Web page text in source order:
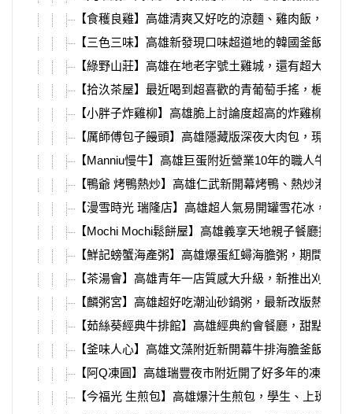
【食穫良雞】高雄清爽又好吃的涼麵、雞肉飯，自製
【三色三味】高雄新發現口味超道地的韓國釜飯，小
【綠野山莊】高雄在地老字號土雞城，還有超大停
【拾汣茶屋】最近喝到超喜歡的青葡萄手搖，梔茉
【小胖子炸雞柳】高雄脆上討論度超高的炸雞柳，
【厲師傅包子饅頭】高雄隱藏版深夜大肉包，現蒸
【Manniu慢牛】高雄巨蛋附近營業10年的職人牛肉
【鴨爺 烤鴨熱炒】高雄仁武新開幕烤鴨、熱炒港點
【漫雪時光 瑞隆店】高雄超人氣易開罐雪花冰，夏
【Mochi Mochi鬆餅屋】高雄義享天地親子餐廳推薦
【鮮記螃蟹海產粥】高雄爆蛋紅蟳海膽粥，期間限定
【茶湯會】高雄青年一店質感大升級，新推出刈包
【麟粥宮】高雄超好吃潮汕砂鍋粥，最新改版熱炒、
【茹絲葵經典牛排館】高雄經典約會餐廳，甜點必吃
【釜味人心】高雄文藻附近新開幕牛排海膽釜飯，
【阿Q凍圓】高雄瑞豐夜市附近開了好多年的凍圓，
【今福光 生煎包】高雄爆汁生煎包，學生、上班族